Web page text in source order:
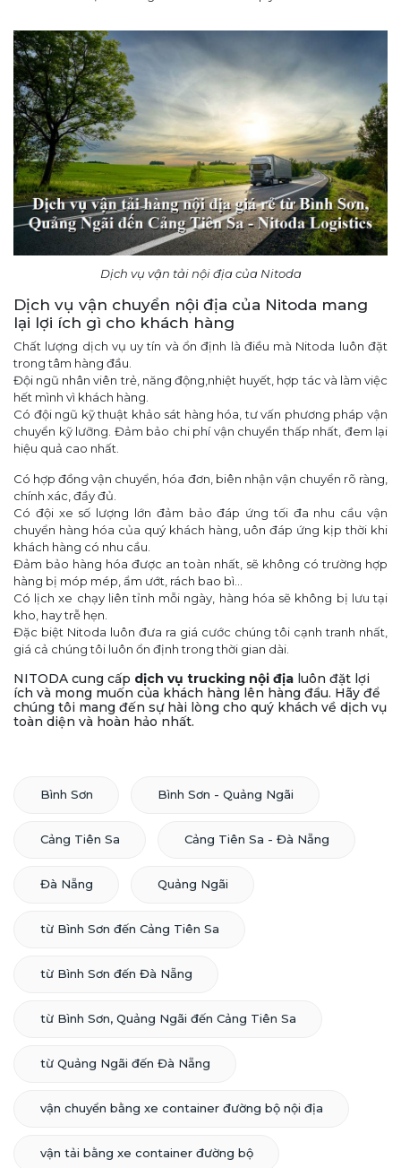
Dịch vụ vận tải nội địa của Nitoda
Dịch vụ vận chuyển nội địa của Nitoda mang
lại lợi ích gì cho khách hàng
Chất lượng dịch vụ uy tín và ổn định là điều mà Nitoda luôn đặt
trong tâm hàng đầu.
Đội ngũ nhân viên trẻ, năng động,nhiệt huyết, hợp tác và làm việc
hết mình vì khách hàng.
Có đội ngũ kỹ thuật khảo sát hàng hóa, tư vấn phương pháp vận
chuyển kỹ lưỡng. Đảm bảo chi phí vận chuyển thấp nhất, đem lại
hiệu quả cao nhất.
Có hợp đồng vận chuyển, hóa đơn, biên nhận vận chuyển rõ ràng,
chính xác, đầy đủ.
Có đội xe số lượng lớn đảm bảo đáp ứng tối đa nhu cầu vận
chuyển hàng hóa của quý khách hàng, uôn đáp ứng kịp thời khi
khách hàng có nhu cầu.
Đảm bảo hàng hóa được an toàn nhất, sẽ không có trường hợp
hàng bị móp mép, ẩm ướt, rách bao bì...
Có lịch xe chạy liên tỉnh mỗi ngày, hàng hóa sẽ không bị lưu tại
kho, hay trễ hẹn.
Đặc biệt Nitoda luôn đưa ra giá cước chúng tôi cạnh tranh nhất,
giá cả chúng tôi luôn ổn định trong thời gian dài.
NITODA cung cấp dịch vụ trucking nội địa luôn đặt lợi
ích và mong muốn của khách hàng lên hàng đầu. Hãy để
chúng tôi mang đến sự hài lòng cho quý khách về dịch vụ
toàn diện và hoàn hảo nhất.
Bình Sơn Bình Sơn - Quảng Ngãi
Cảng Tiên Sa Cảng Tiên Sa - Đà Nẵng
Đà Nẵng Quảng Ngãi
từ Bình Sơn đến Cảng Tiên Sa
từ Bình Sơn đến Đà Nẵng
từ Bình Sơn, Quảng Ngãi đến Cảng Tiên Sa
từ Quảng Ngãi đến Đà Nẵng
vận chuyển bằng xe container đường bộ nội địa
vận tải bằng xe container đường bộ